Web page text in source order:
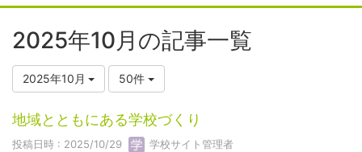
2025年10月の記事一覧
2025年10月 50件
地域とともにある学校づくり
投稿日時 : 2025/10/29 学校サイト管理者